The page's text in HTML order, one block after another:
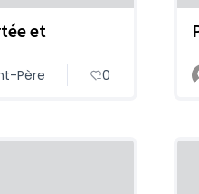
et
Père 0